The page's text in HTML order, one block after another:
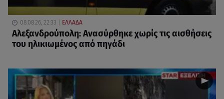
08.08.26, 22:33 ΕΛΛΑΔΑ
Αλεξανδρούπολη: Ανασύρθηκε χωρίς τις αισθήσεις
του ηλικιωμένος από πηγάδι